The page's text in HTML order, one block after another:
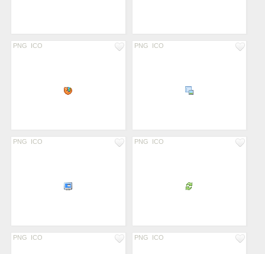
PNG ICO PNG ICO
PNG ICO PNG ICO
PNG ICO PNG ICO